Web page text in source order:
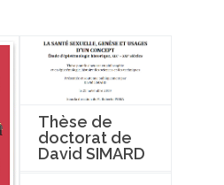
Thèse de
doctorat de
David SIMARD